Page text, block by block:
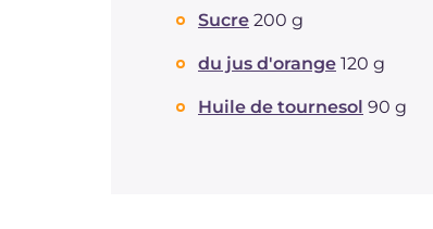
Sucre 200 g
du jus d'orange 120 g
Huile de tournesol 90 g